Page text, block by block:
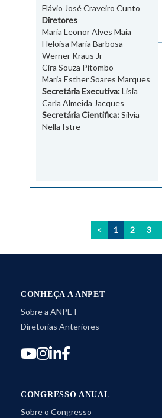
Flávio José Craveiro Cunto
Diretores
Maria Leonor Alves Maia
Heloisa Maria Barbosa
Werner Kraus Jr
Cira Souza Pitombo
Maria Esther Soares Marques
Secretária Executiva:Lisia
Carla Almeida Jacques
Secretária Cientifica:Silvia
Nella Istre
< 1 2 3
CONHEÇA A ANPET
Sobre a ANPET
Diretorias Anteriores
CONGRESSO ANUAL
Sobre o Congresso